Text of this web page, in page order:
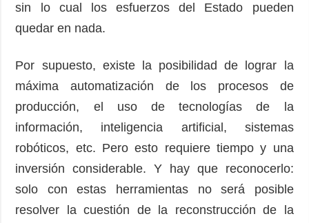
sin lo cual los esfuerzos del Estado pueden
quedar en nada.
Por supuesto, existe la posibilidad de lograr la
máxima automatización de los procesos de
producción, el uso de tecnologías de la
información, inteligencia artificial, sistemas
robóticos, etc. Pero esto requiere tiempo y una
inversión considerable. Y hay que reconocerlo:
solo con estas herramientas no será posible
resolver la cuestión de la reconstrucción de la